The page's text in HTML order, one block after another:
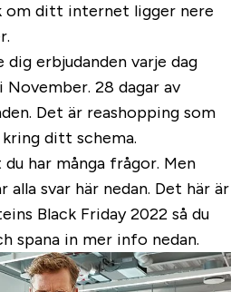
om ditt internet ligger nere
erbjudanden varje dag
28 dagar av
Det är reashopping som
ditt schema.
har många frågor. Men
alla svar här nedan. Det här är
Black Friday 2022 så du
spana in mer info nedan.